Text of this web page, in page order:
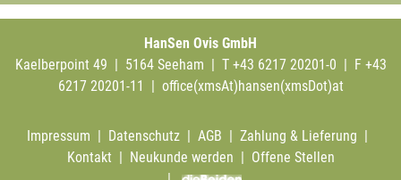
HanSen Ovis GmbH
Kaelberpoint 49 | 5164 Seeham | T +43 6217 20201-0 | F +43
6217 20201-11 | office(xmsAt)hansen(xmsDot)at
Impressum | Datenschutz | AGB | Zahlung & Lieferung |
Kontakt | Neukunde werden | Offene Stellen